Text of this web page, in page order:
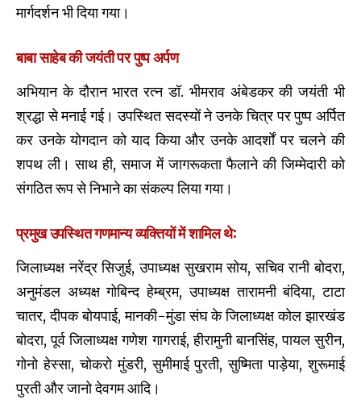
मार्गदर्शन भी दिया गया।
बाबा साहेब की जयंती पर पुष्प अर्पण
अभियान के दौरान भारत रत्न डॉ. भीमराव अंबेडकर की जयंती भी
श्रद्धा से मनाई गई। उपस्थित सदस्यों ने उनके चित्र पर पुष्प अर्पित
कर उनके योगदान को याद किया और उनके आदर्शों पर चलने की
शपथ ली। साथ ही, समाज में जागरूकता फैलाने की जिम्मेदारी को
संगठित रूप से निभाने का संकल्प लिया गया।
प्रमुख उपस्थित गणमान्य व्यक्तियों में शामिल थे:
जिलाध्यक्ष नरेंद्र सिजुई, उपाध्यक्ष सुखराम सोय, सचिव रानी बोदरा,
अनुमंडल अध्यक्ष गोबिन्द हेम्ब्रम, उपाध्यक्ष तारामनी बंदिया, टाटा
चातर, दीपक बोयपाई, मानकी-मुंडा संघ के जिलाध्यक्ष कोल झारखंड
बोदरा, पूर्व जिलाध्यक्ष गणेश गागराई, हीरामुनी बानसिंह, पायल सुरीन,
गोनो हेस्सा, चोकरो मुंडरी, सुमीमाई पुरती, सुष्मिता पाड़ेया, शुरूमाई
पुरती और जानो देवगम आदि।